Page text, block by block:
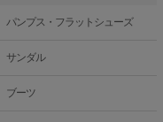
パンプス・フラットシューズ
サンダル
ブーツ